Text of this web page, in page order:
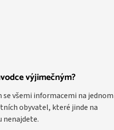
výjimečným?
všemi informacemi na jednom
obyvatel, které jinde na